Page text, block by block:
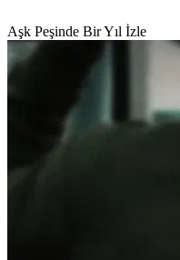
Aşk Peşinde Bir Yıl İzle